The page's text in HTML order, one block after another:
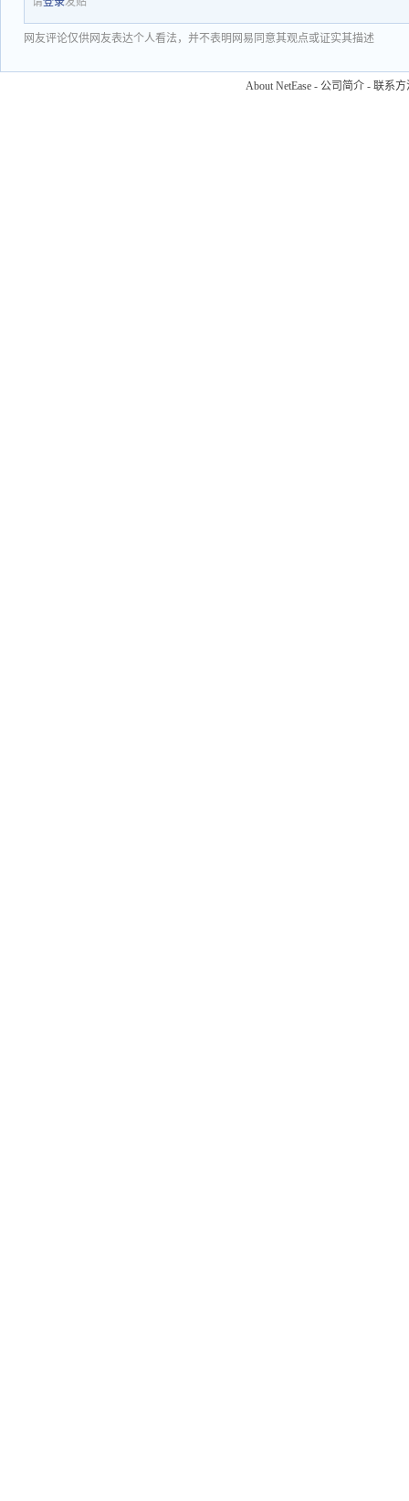
网友评论仅供网友表达个人看法，并不表明网易同意其观点或证实其描述
About NetEase - 公司简介 - 联系方